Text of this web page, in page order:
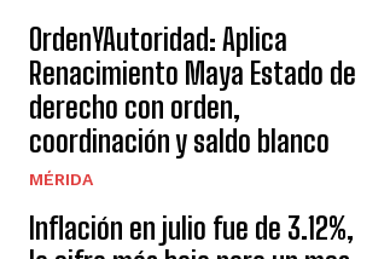
OrdenYAutoridad: Aplica
Renacimiento Maya Estado de
derecho con orden,
coordinación y saldo blanco
MÉRIDA
Inflación en julio fue de 3.12%,